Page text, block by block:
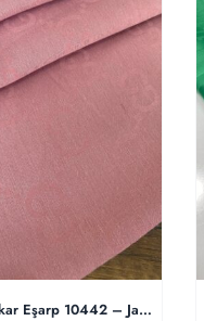
Eşarp 10442 – Japon Kirazı